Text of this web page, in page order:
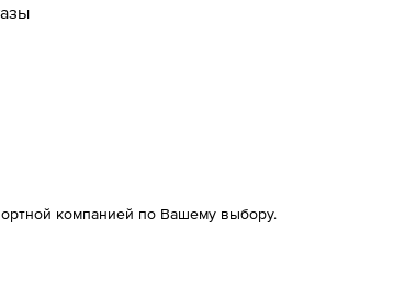
компанией по Вашему выбору.